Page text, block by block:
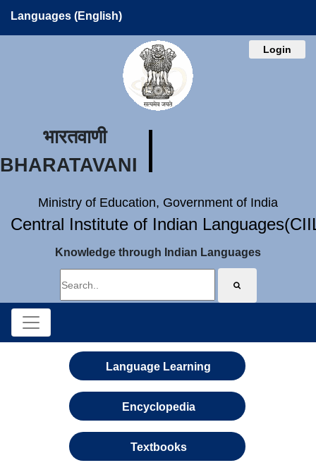
Languages (English)
Login
भारतवाणी
BHARATAVANI
Ministry of Education, Government of India
Central Institute of Indian
Knowledge through Indian Languages
Language Learning
Encyclopedia
Textbooks